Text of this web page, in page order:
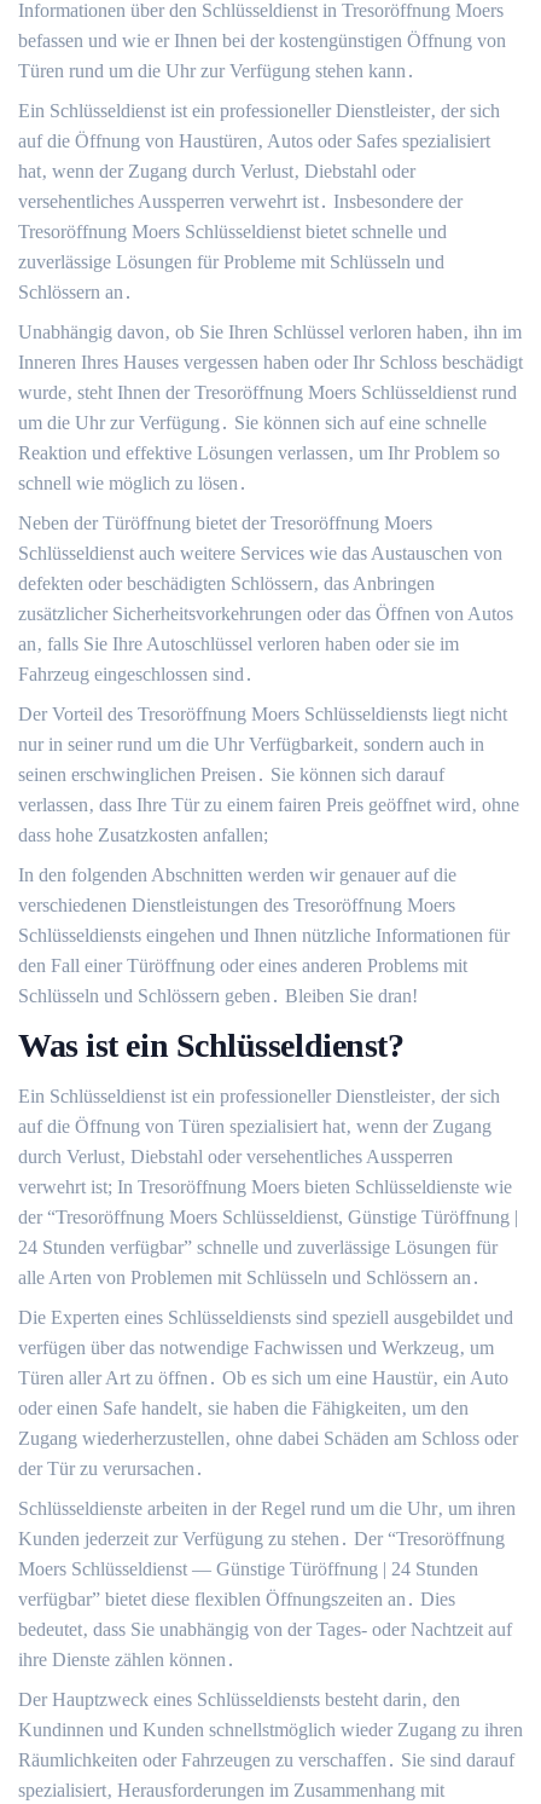
Informationen über den Schlüsseldienst in Tresoröffnung Moers
befassen und wie er Ihnen bei der kostengünstigen Öffnung von
Türen rund um die Uhr zur Verfügung stehen kann․
Ein Schlüsseldienst ist ein professioneller Dienstleister‚ der sich
auf die Öffnung von Haustüren‚ Autos oder Safes spezialisiert
hat‚ wenn der Zugang durch Verlust‚ Diebstahl oder
versehentliches Aussperren verwehrt ist․ Insbesondere der
Tresoröffnung Moers Schlüsseldienst bietet schnelle und
zuverlässige Lösungen für Probleme mit Schlüsseln und
Schlössern an․
Unabhängig davon‚ ob Sie Ihren Schlüssel verloren haben‚ ihn im
Inneren Ihres Hauses vergessen haben oder Ihr Schloss beschädigt
wurde‚ steht Ihnen der Tresoröffnung Moers Schlüsseldienst rund
um die Uhr zur Verfügung․ Sie können sich auf eine schnelle
Reaktion und effektive Lösungen verlassen‚ um Ihr Problem so
schnell wie möglich zu lösen․
Neben der Türöffnung bietet der Tresoröffnung Moers
Schlüsseldienst auch weitere Services wie das Austauschen von
defekten oder beschädigten Schlössern‚ das Anbringen
zusätzlicher Sicherheitsvorkehrungen oder das Öffnen von Autos
an‚ falls Sie Ihre Autoschlüssel verloren haben oder sie im
Fahrzeug eingeschlossen sind․
Der Vorteil des Tresoröffnung Moers Schlüsseldiensts liegt nicht
nur in seiner rund um die Uhr Verfügbarkeit‚ sondern auch in
seinen erschwinglichen Preisen․ Sie können sich darauf
verlassen‚ dass Ihre Tür zu einem fairen Preis geöffnet wird‚ ohne
dass hohe Zusatzkosten anfallen;
In den folgenden Abschnitten werden wir genauer auf die
verschiedenen Dienstleistungen des Tresoröffnung Moers
Schlüsseldiensts eingehen und Ihnen nützliche Informationen für
den Fall einer Türöffnung oder eines anderen Problems mit
Schlüsseln und Schlössern geben․ Bleiben Sie dran!​
Was ist ein Schlüsseldienst?​
Ein Schlüsseldienst ist ein professioneller Dienstleister‚ der sich
auf die Öffnung von Türen spezialisiert hat‚ wenn der Zugang
durch Verlust‚ Diebstahl oder versehentliches Aussperren
verwehrt ist; In Tresoröffnung Moers bieten Schlüsseldienste wie
der “Tresoröffnung Moers Schlüsseldienst, Günstige Türöffnung |
24 Stunden verfügbar” schnelle und zuverlässige Lösungen für
alle Arten von Problemen mit Schlüsseln und Schlössern an․
Die Experten eines Schlüsseldiensts sind speziell ausgebildet und
verfügen über das notwendige Fachwissen und Werkzeug‚ um
Türen aller Art zu öffnen․ Ob es sich um eine Haustür‚ ein Auto
oder einen Safe handelt‚ sie haben die Fähigkeiten‚ um den
Zugang wiederherzustellen‚ ohne dabei Schäden am Schloss oder
der Tür zu verursachen․
Schlüsseldienste arbeiten in der Regel rund um die Uhr‚ um ihren
Kunden jederzeit zur Verfügung zu stehen․ Der “Tresoröffnung
Moers Schlüsseldienst — Günstige Türöffnung | 24 Stunden
verfügbar” bietet diese flexiblen Öffnungszeiten an․ Dies
bedeutet‚ dass Sie unabhängig von der Tages- oder Nachtzeit auf
ihre Dienste zählen können․
Der Hauptzweck eines Schlüsseldiensts besteht darin‚ den
Kundinnen und Kunden schnellstmöglich wieder Zugang zu ihren
Räumlichkeiten oder Fahrzeugen zu verschaffen․ Sie sind darauf
spezialisiert‚ Herausforderungen im Zusammenhang mit